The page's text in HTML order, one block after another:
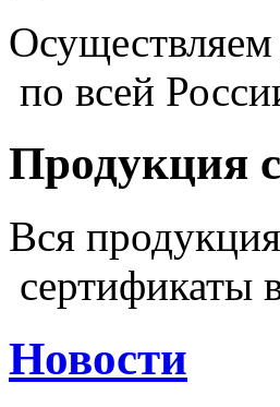
Осуществляем
по всей
Продукция
Вся
сертификаты
Новости